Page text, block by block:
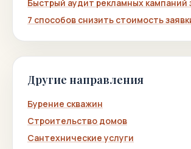
Быстрый аудит рекламных кампаний
7 способов снизить стоимость
Другие направления
Бурение скважин
Строительство домов
Сантехнические услуги